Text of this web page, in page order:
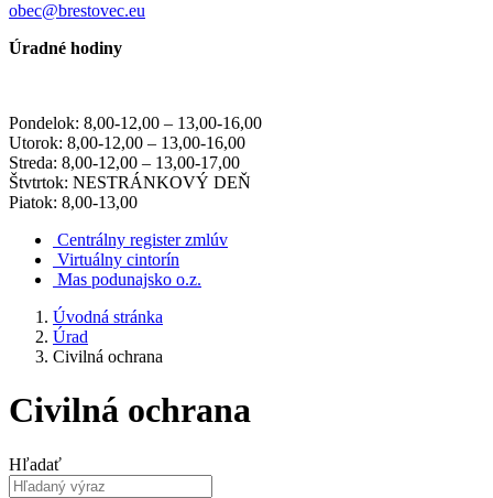
obec@brestovec.eu
Úradné hodiny
Pondelok: 8,00-12,00 – 13,00-16,00
Utorok: 8,00-12,00 – 13,00-16,00
Streda: 8,00-12,00 – 13,00-17,00
Štvtrtok: NESTRÁNKOVÝ DEŇ
Piatok: 8,00-13,00
Centrálny register zmlúv
Virtuálny cintorín
Mas podunajsko o.z.
Úvodná stránka
Úrad
Civilná ochrana
Civilná ochrana
Hľadať